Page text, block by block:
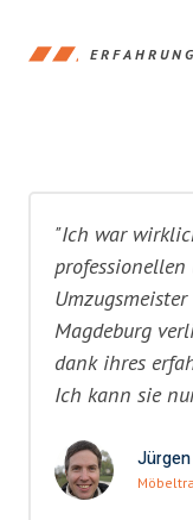
"Ich war
Magdeburg
dank ihres
Ich kann sie